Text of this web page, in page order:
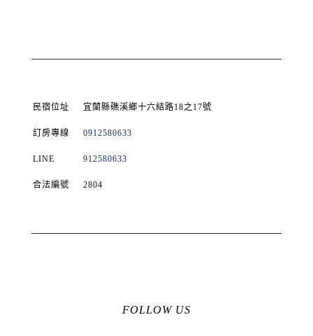
民宿位址 宜蘭縣礁溪鄉十六結路18之17號
訂房專線 0912580633
LINE 912580633
合法編號 2804
FOLLOW US